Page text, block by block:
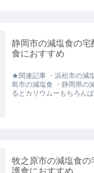
静岡市の減塩食の
食におすすめ
★関連記事 ・浜松市の減
島市の減塩食 ・静岡県の
るとカリウムーもちろん
牧之原市の減塩食